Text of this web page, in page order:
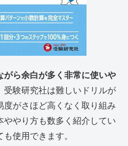
がら余白が多く非常に使いや
受験研究社は難しいドリルが
度がさほど高くなく取り組み
ややり方も数多く紹介してい
使用できます。